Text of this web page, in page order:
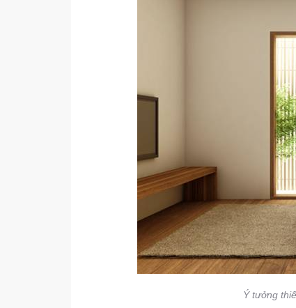
Ý tưởng